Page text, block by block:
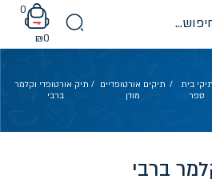
0
₪0
תיקי בית
ספר
/ תיקים אורטופדיים
מודן
/ תיק אורטופדי וקלמר
ברבי
ברבי